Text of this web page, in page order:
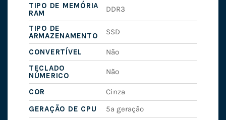
TIPO DE MEMÓRIA
RAM
DDR3
TIPO DE
ARMAZENAMENTO
SSD
CONVERTÍVEL
Não
TECLADO
NÚMERICO
Não
COR
Cinza
GERAÇÃO DE CPU
5ª geração